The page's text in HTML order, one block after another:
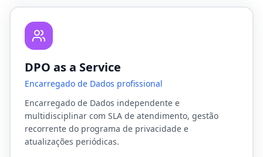
DPO as a Service
Encarregado de Dados profissional
Encarregado de Dados independente e
multidisciplinar com SLA de atendimento, gestão
recorrente do programa de privacidade e
atualizações periódicas.